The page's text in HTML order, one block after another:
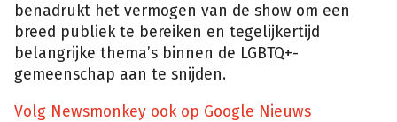
benadrukt het vermogen van de show om een
breed publiek te bereiken en tegelijkertijd
belangrijke thema’s binnen de LGBTQ+-
gemeenschap aan te snijden.
Volg Newsmonkey ook op Google Nieuws